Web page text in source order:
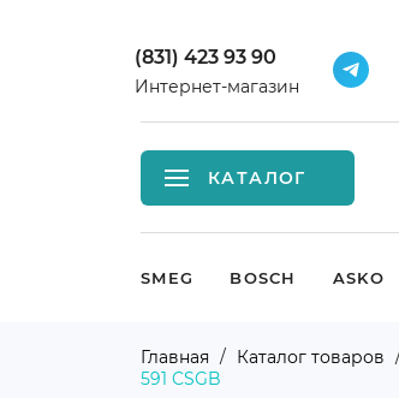
(831) 423 93 90
Интернет-магазин
КАТАЛОГ
Малая бытовая
SMEG BOSCH ASKO
Главная Каталог товаров
591 CSGB